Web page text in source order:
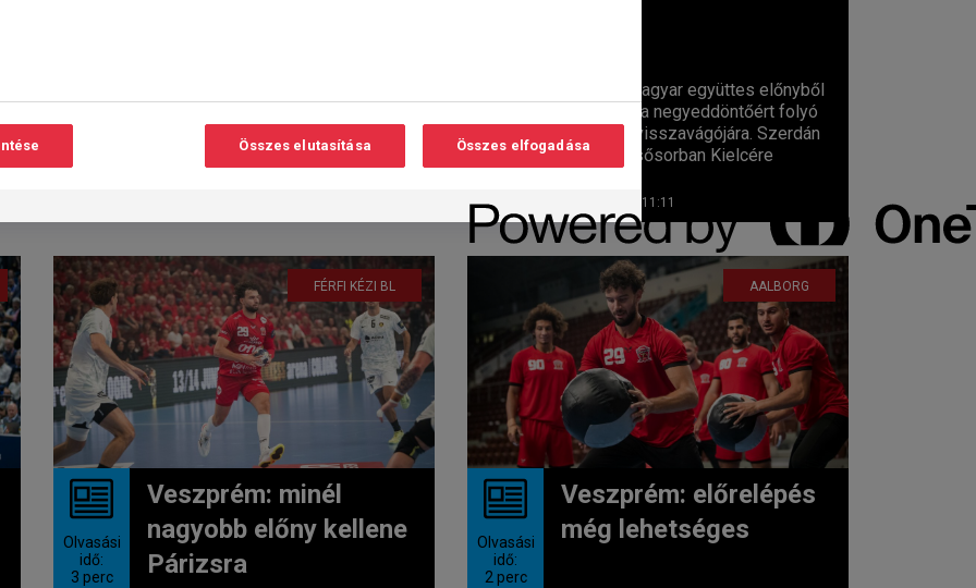
negyeddöntős BL-párviadalban.
Mindkét magyar együttes előnyből
készülhet a negyeddöntőért folyó
rájátszás visszavágójára. Szerdán
persze elsősorban Kielcére
2026. 04. 08. 11:11
FÉRFI KÉZI BL
Olvasási
idő:
3 perc
Veszprém: minél
nagyobb előny kellene
Párizsra
AALBORG
Olvasási
idő:
2 perc
Veszprém: előrelépés
még lehetséges
Összes elutasítása Összes elfogadása